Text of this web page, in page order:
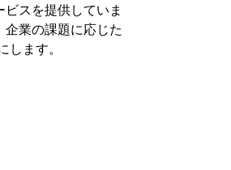
スを提供していま
業の課題に応じた
します。